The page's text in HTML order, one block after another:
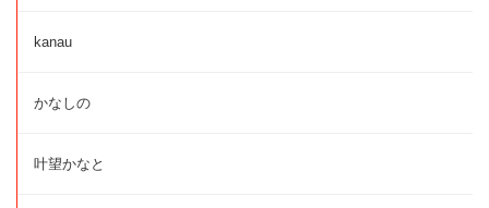
kanau
かなしの
叶望かなと